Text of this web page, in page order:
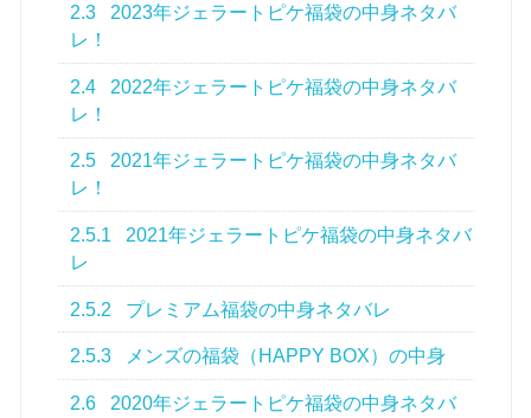
2.3
2023年ジェラートピケ福袋の中身ネタバ
レ！
2.4
2022年ジェラートピケ福袋の中身ネタバ
レ！
2.5
2021年ジェラートピケ福袋の中身ネタバ
レ！
2.5.1
2021年ジェラートピケ福袋の中身ネタバ
レ
2.5.2 プレミアム福袋の中身ネタバレ
2.5.3 メンズの福袋（HAPPY BOX）の中身
2.6
2020年ジェラートピケ福袋の中身ネタバ